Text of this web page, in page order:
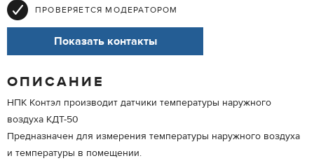
ПРОВЕРЯЕТСЯ МОДЕРАТОРОМ
Показать контакты
ОПИСАНИЕ
НПК Контэл производит датчики температуры наружного
воздуха КДТ-50
Предназначен для измерения температуры наружного воздуха
и температуры в помещении.